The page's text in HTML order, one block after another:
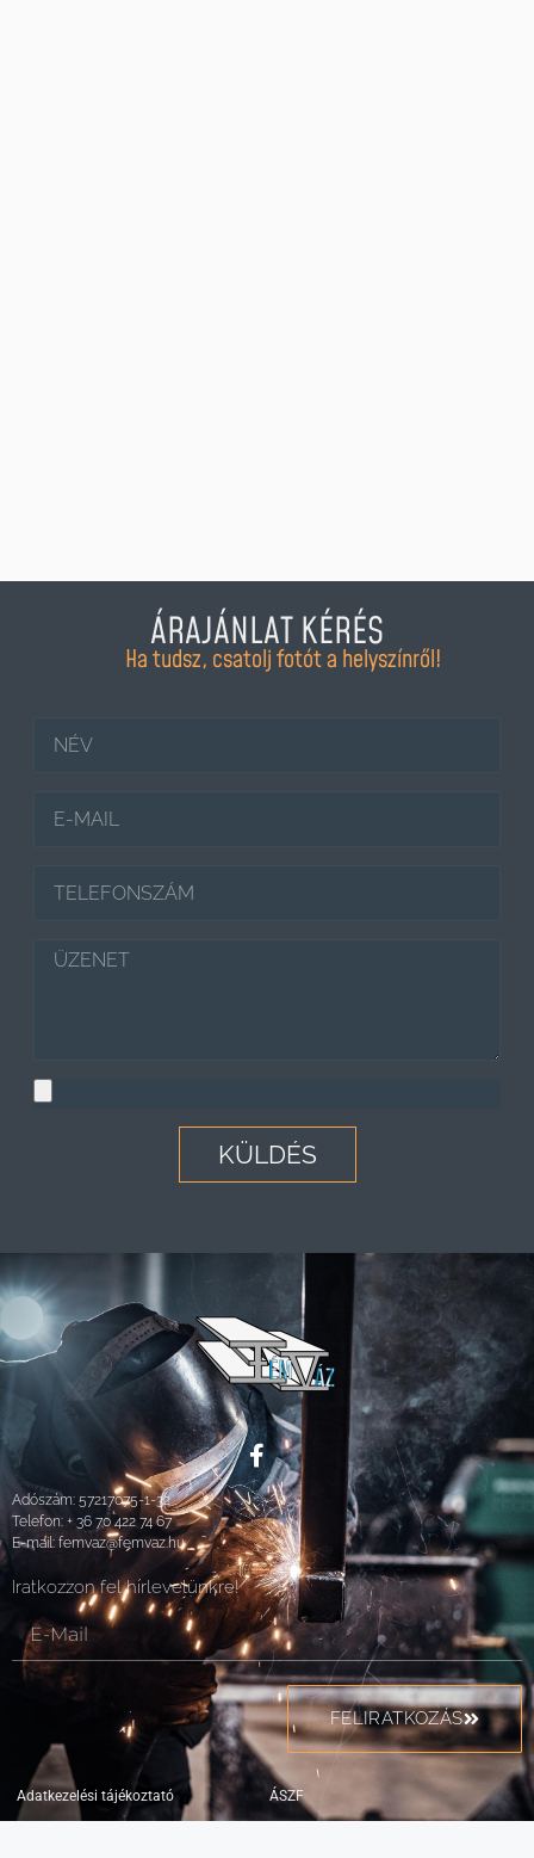
ÁRAJÁNLAT KÉRÉS
Ha tudsz, csatolj fotót a helyszínről!
KÜLDÉS
Adószám: 57217075-1-32
Telefon: + 36 70 422 74 67
E-mail: femvaz@femvaz.hu
Iratkozzon fel hírlevelünkre!
FELIRATKOZÁS
Adatkezelési tájékoztató ÁSZF